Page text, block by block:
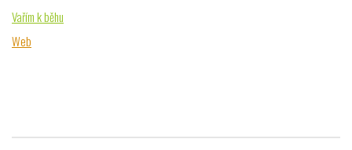
Vařím k běhu
Web